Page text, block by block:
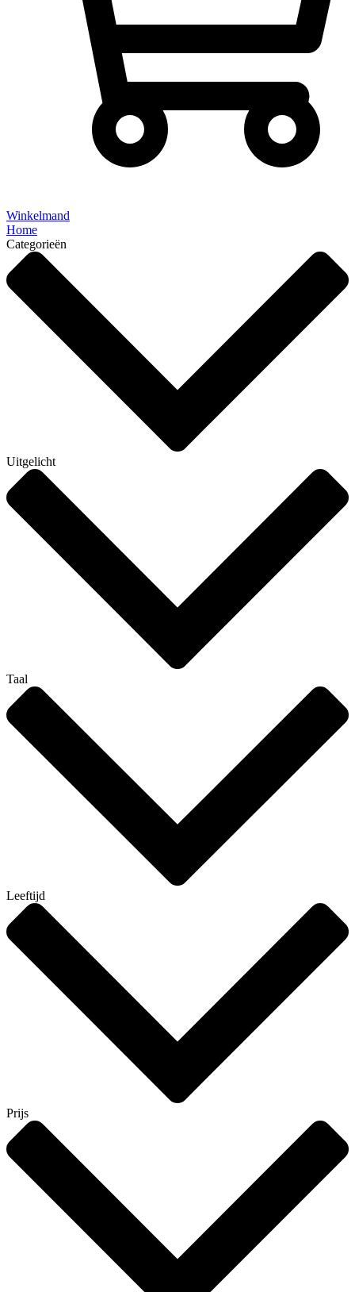
Winkelmand
Home
Categorieën
Uitgelicht
Taal
Leeftijd
Prijs